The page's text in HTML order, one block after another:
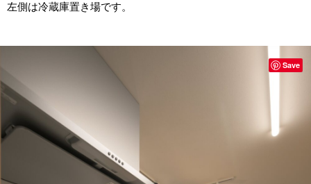
左側は冷蔵庫置き場です。
Save